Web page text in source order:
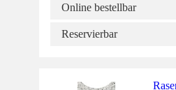
Online bestellbar
Reservierbar